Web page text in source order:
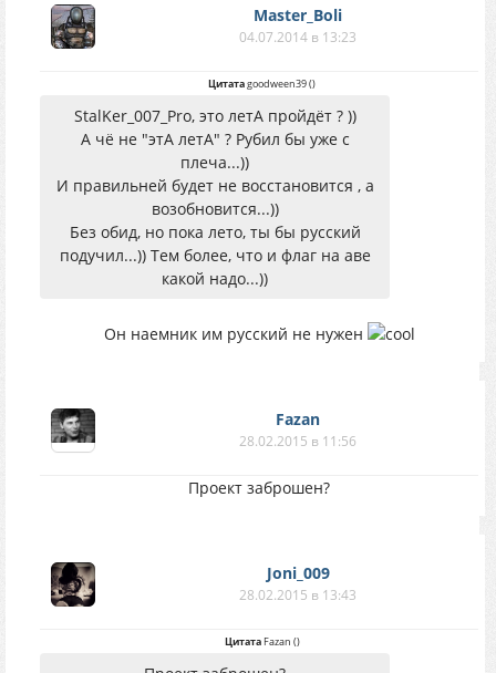
Master_Boli
04.07.2014 в 13:23
Цитатаgoodween39()
StalKer_007_Pro, это летА пройдёт ? ))
А чё не "этА летА" ? Рубил бы уже с
плеча...))
И правильней будет не восстановится , а
возобновится...))
Без обид, но пока лето, ты бы русский
подучил...)) Тем более, что и флаг на аве
какой надо...))
Он наемник им русский не нужен
Fazan
28.02.2015 в 11:56
Проект заброшен?
Joni_009
28.02.2015 в 13:43
ЦитатаFazan ()